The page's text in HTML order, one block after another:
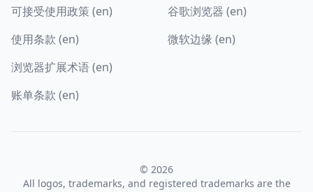
可接受使用政策 (en)
使用条款 (en)
浏览器扩展术语 (en)
账单条款 (en)
谷歌浏览器 (en)
微软边缘 (en)
© 2026
All logos, trademarks, and registered trademarks are the